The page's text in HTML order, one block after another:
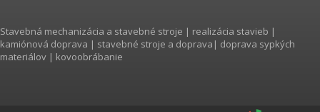
Stavebná mechanizácia a stavebné stroje | realizácia stavieb |
kamiónová doprava | stavebné stroje a doprava | doprava sypkých
materiálov | kovoobrábanie